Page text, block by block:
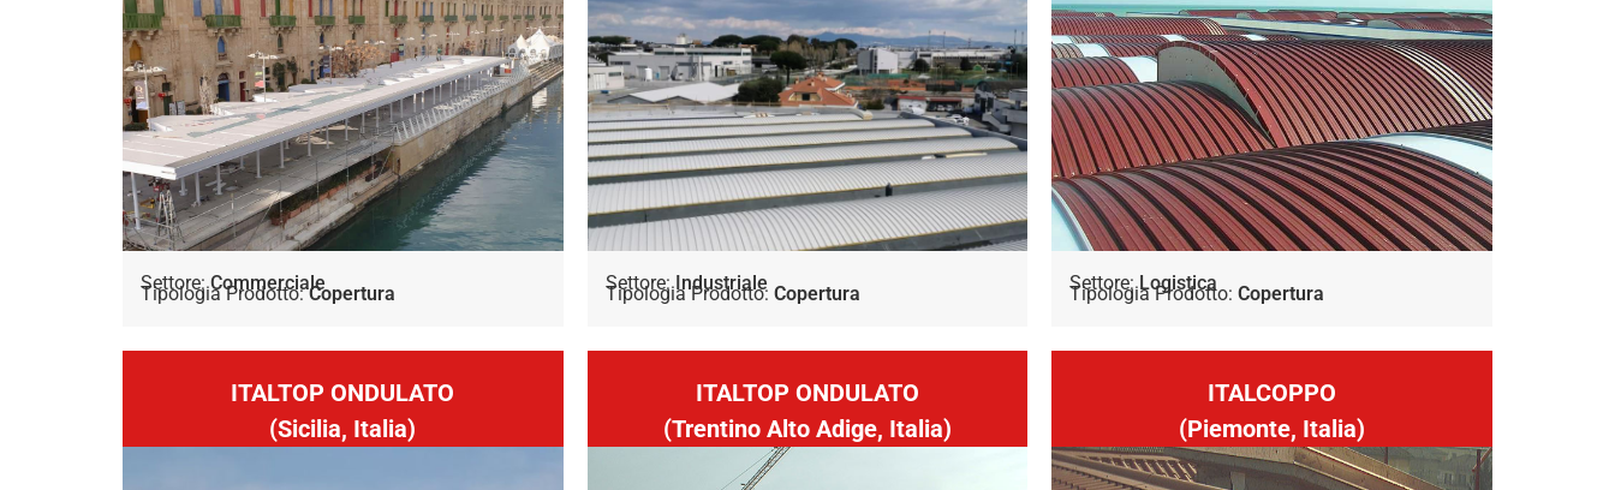
Settore:Commerciale
Tipologia Prodotto:Copertura Settore: Industriale
Tipologia Prodotto: Copertura Settore: Logistica
Tipologia Prodotto:Copertura
ITALTOP ONDULATO
(Sicilia, Italia)
ITALTOP ONDULATO
(Trentino Alto Adige, Italia)
ITALCOPPO
(Piemonte, Italia)